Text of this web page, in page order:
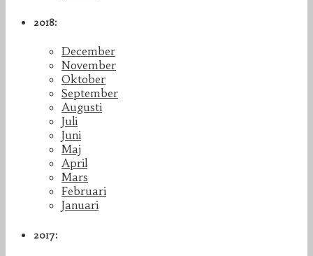
2018:
December
November
Oktober
September
Augusti
Juli
Juni
Maj
April
Mars
Februari
Januari
2017: